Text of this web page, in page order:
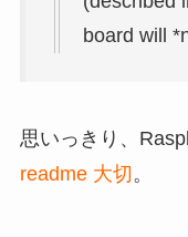
board will
思いっきり、
readme 大切 。